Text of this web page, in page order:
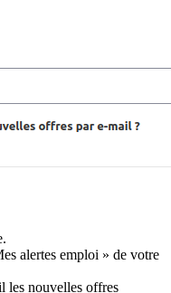
alertes emploi » de votre
les nouvelles offres